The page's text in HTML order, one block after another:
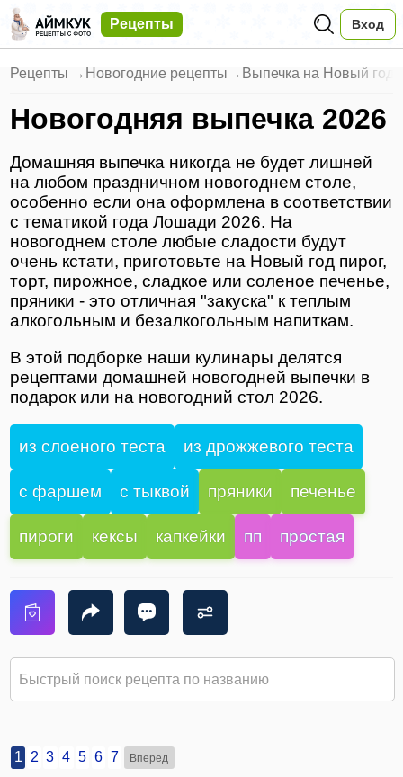
Рецепты Вход
Рецепты → Новогодние рецепты → Выпечка на Новый год
Новогодняя выпечка 2026
Домашняя выпечка никогда не будет лишней
на любом праздничном новогоднем столе,
особенно если она оформлена в соответствии
с тематикой года Лошади 2026. На
новогоднем столе любые сладости будут
очень кстати, приготовьте на Новый год пирог,
торт, пирожное, сладкое или соленое печенье,
пряники - это отличная "закуска" к теплым
алкогольным и безалкогольным напиткам.
В этой подборке наши кулинары делятся
рецептами домашней новогодней выпечки в
подарок или на новогодний стол 2026.
из слоеного теста из дрожжевого теста
с фаршем с тыквой пряники печенье
пироги кексы капкейки пп простая
1 2 3 4 5 6 7 Вперед